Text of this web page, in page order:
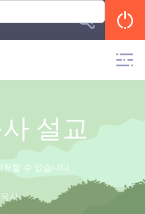
설교
할 수 있습니다.
사